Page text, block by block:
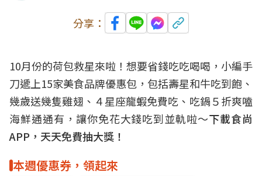
分享：
10月份的荷包救星來啦！想要省錢吃吃喝喝，小編手
刀遞上15家美食品牌優惠包，包括壽星和牛吃到飽、
幾歲送幾隻雞翅、 ４星座龍蝦免費吃、 吃鍋５折爽嗑
海鮮通通有，讓你免花大錢吃到並軌啦～下載食尚
APP，天天免費抽大獎！
本週優惠券，領起來